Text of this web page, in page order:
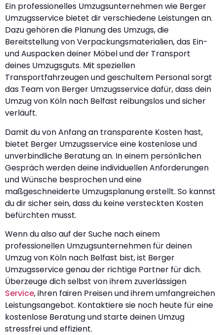
Ein professionelles Umzugsunternehmen wie Berger
Umzugsservice bietet dir verschiedene Leistungen an.
Dazu gehören die Planung des Umzugs, die
Bereitstellung von Verpackungsmaterialien, das Ein-
und Auspacken deiner Möbel und der Transport
deines Umzugsguts. Mit speziellen
Transportfahrzeugen und geschultem Personal sorgt
das Team von Berger Umzugsservice dafür, dass dein
Umzug von Köln nach Belfast reibungslos und sicher
verläuft.
Damit du von Anfang an transparente Kosten hast,
bietet Berger Umzugsservice eine kostenlose und
unverbindliche Beratung an. In einem persönlichen
Gespräch werden deine individuellen Anforderungen
und Wünsche besprochen und eine
maßgeschneiderte Umzugsplanung erstellt. So kannst
du dir sicher sein, dass du keine versteckten Kosten
befürchten musst.
Wenn du also auf der Suche nach einem
professionellen Umzugsunternehmen für deinen
Umzug von Köln nach Belfast bist, ist Berger
Umzugsservice genau der richtige Partner für dich.
Überzeuge dich selbst von ihrem zuverlässigen
Service, ihren fairen Preisen und ihrem umfangreichen
Leistungsangebot. Kontaktiere sie noch heute für eine
kostenlose Beratung und starte deinen Umzug
stressfrei und effizient.